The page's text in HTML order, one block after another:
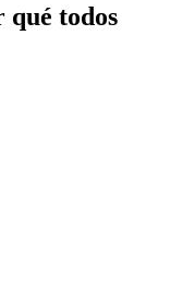
qué todos